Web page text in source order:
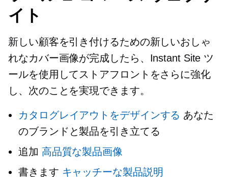
イト
新しい顧客を引き付けるための新しいおしゃ
れなカバー画像が完成したら、Instant Site ツ
ールを使用してストアフロントをさらに強化
し、次のことを実現できます。
カタログレイアウトをデザインする あなた
のブランドと製品を引き立てる
追加 高品質な製品画像
書きます キャッチーな製品説明